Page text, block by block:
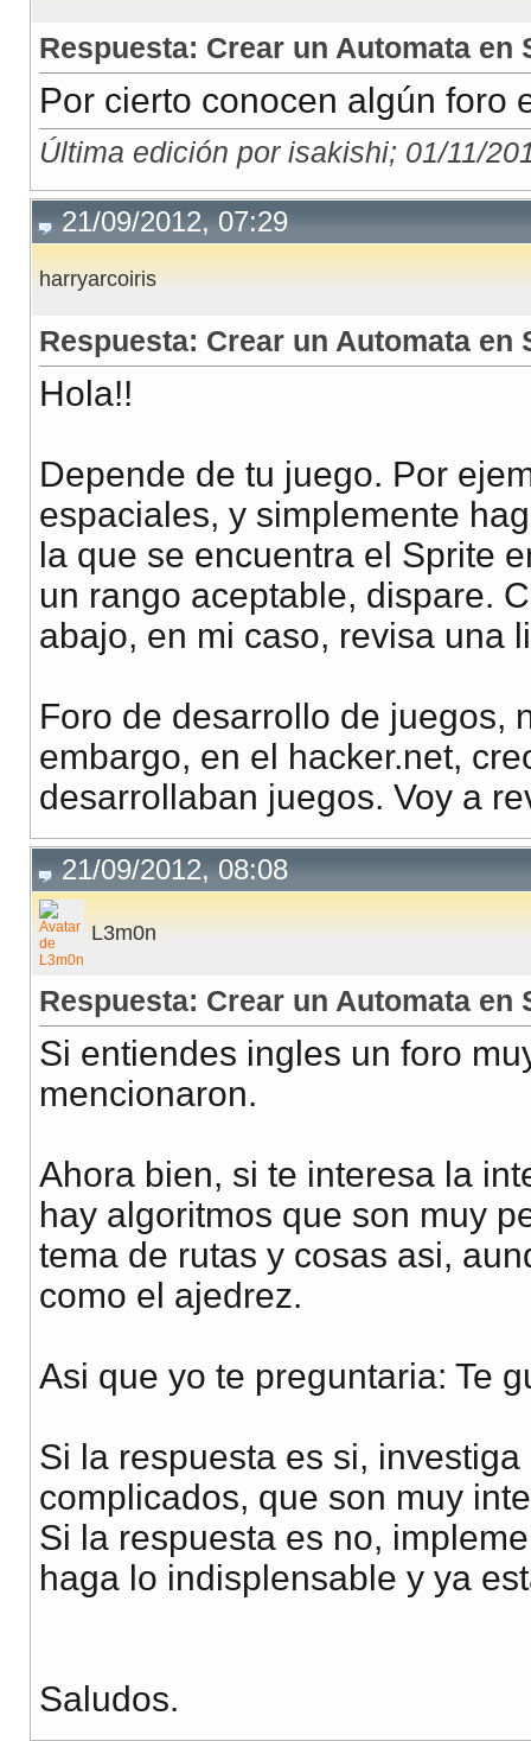
Respuesta: Crear un Automata en
Por cierto conocen algún foro
Última edición por isakishi; 01/11/
21/09/2012, 07:29
harryarcoiris
Respuesta: Crear un Automata en
Hola!!
Depende de tu juego. Por
espaciales, y simplemente
la que se encuentra el Sprite
un rango aceptable, dispare.
abajo, en mi caso, revisa una
Foro de desarrollo de juegos,
embargo, en el hacker.net,
desarrollaban juegos. Voy a
21/09/2012, 08:08
L3m0n
Respuesta: Crear un Automata en
Si entiendes ingles un foro
mencionaron.
Ahora bien, si te interesa la
hay algoritmos que son muy
tema de rutas y cosas asi,
como el ajedrez.
Asi que yo te preguntaria: Te
Si la respuesta es si,
complicados, que son muy
Si la respuesta es no,
haga lo indisplensable y ya
Saludos.